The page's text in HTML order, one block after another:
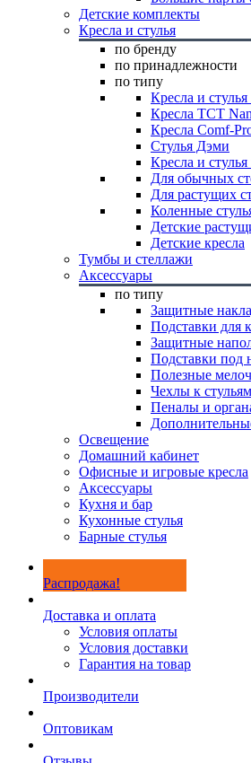
Детские комплекты
Кресла и стулья
по бренду
по принадлежности
по типу
Кресла и
Кресла TCT
Кресла Comf-
Стулья Дэми
Кресла и
Для обычных
Для растущих
Коленные
Детские
Детские кресла
Тумбы и стеллажи
Аксессуары
по типу
Защитные
Подставки для
Защитные
Подставки под
Полезные
Чехлы к
Пеналы и
Освещение
Домашний кабинет
Офисные и игровые кресла
Аксессуары
Кухня и бар
Кухонные стулья
Барные стулья
Распродажа!
Доставка и оплата
Условия оплаты
Условия доставки
Гарантия на товар
Производители
Оптовикам